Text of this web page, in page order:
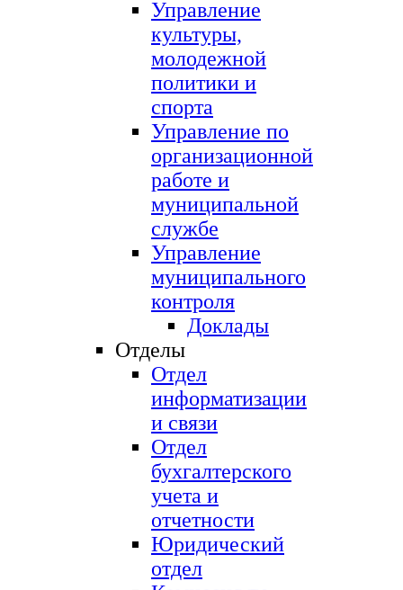
Управление
культуры,
молодежной
политики и
спорта
Управление по
организационной
работе и
муниципальной
службе
Управление
муниципального
контроля
Доклады
Отделы
Отдел
информатизации
и связи
Отдел
бухгалтерского
учета и
отчетности
Юридический
отдел